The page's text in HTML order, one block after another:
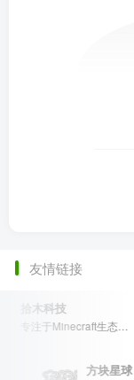
友情链接
拾木科技
专注于Minecraft生态建设
方块星球